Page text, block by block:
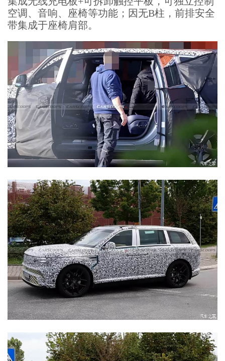
空调、音响、座椅等功能；因无B柱，前排安全
带集成于座椅肩部。